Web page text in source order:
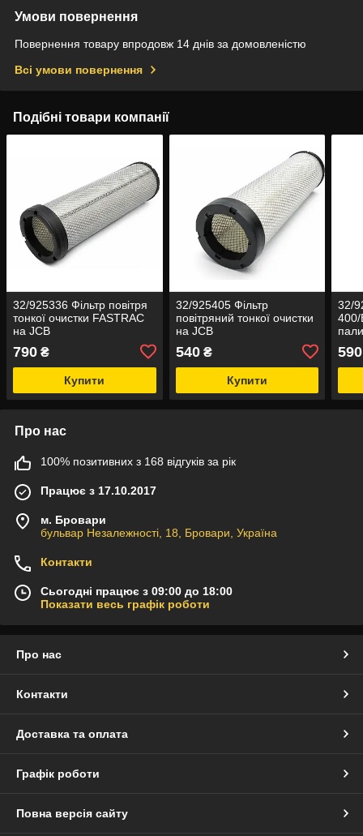
Умови повернення
Повернення товару впродовж 14 днів за домовленістю
Всі умови повернення
Подібні товари компанії
32/925336 Фільтр повітря
тонкої очистки FASTRAC
на JCB
790 ₴
Купити
32/925405 Фільтр
повітряний тонкої очистки
на JCB
540₴
Купити
32/
400/
590
Про нас
100% позитивних з 168 відгуків за рік
Працює з 17.10.2017
м. Бровари
бульвар Незалежності, 18, Бровари, Україна
Контакти
Сьогодні працює з 09:00 до 18:00
Показати весь графік роботи
Про нас
Контакти
Доставка та оплата
Графік роботи
Повна версія сайту